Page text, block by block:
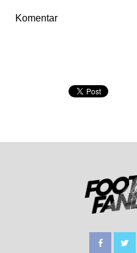
Komentar